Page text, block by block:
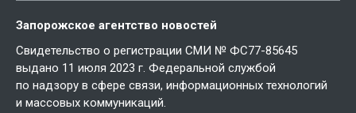
Запорожское агентство новостей
Свидетельство о регистрации СМИ № ФС77-85645
выдано 11 июля 2023 г. Федеральной службой
по надзору в сфере связи, информационных технологий
и массовых коммуникаций.